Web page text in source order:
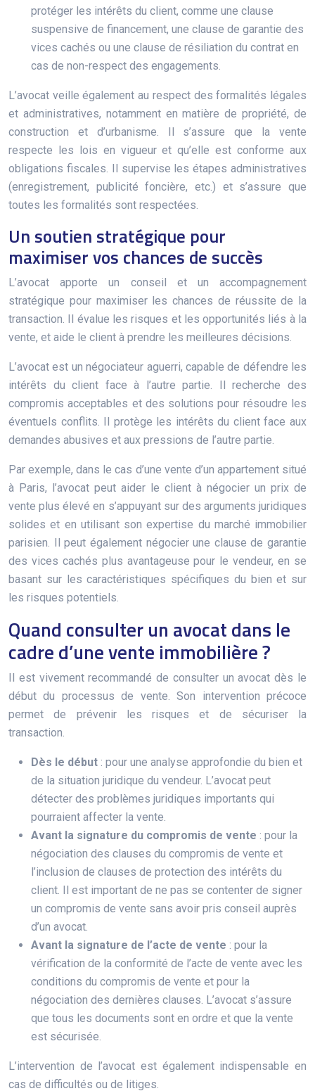
protéger les intérêts du client, comme une clause
suspensive de financement, une clause de garantie des
vices cachés ou une clause de résiliation du contrat en
cas de non-respect des engagements.
L’avocat veille également au respect des formalités légales
et administratives, notamment en matière de propriété, de
construction et d’urbanisme. Il s’assure que la vente
respecte les lois en vigueur et qu’elle est conforme aux
obligations fiscales. Il supervise les étapes administratives
(enregistrement, publicité foncière, etc.) et s’assure que
toutes les formalités sont respectées.
Un soutien stratégique pour
maximiser vos chances de succès
L’avocat apporte un conseil et un accompagnement
stratégique pour maximiser les chances de réussite de la
transaction. Il évalue les risques et les opportunités liés à la
vente, et aide le client à prendre les meilleures décisions.
L’avocat est un négociateur aguerri, capable de défendre les
intérêts du client face à l’autre partie. Il recherche des
compromis acceptables et des solutions pour résoudre les
éventuels conflits. Il protège les intérêts du client face aux
demandes abusives et aux pressions de l’autre partie.
Par exemple, dans le cas d’une vente d’un appartement situé
à Paris, l’avocat peut aider le client à négocier un prix de
vente plus élevé en s’appuyant sur des arguments juridiques
solides et en utilisant son expertise du marché immobilier
parisien. Il peut également négocier une clause de garantie
des vices cachés plus avantageuse pour le vendeur, en se
basant sur les caractéristiques spécifiques du bien et sur
les risques potentiels.
Quand consulter un avocat dans le
cadre d’une vente immobilière ?
Il est vivement recommandé de consulter un avocat dès le
début du processus de vente. Son intervention précoce
permet de prévenir les risques et de sécuriser la
transaction.
Dès le début : pour une analyse approfondie du bien et
de la situation juridique du vendeur. L’avocat peut
détecter des problèmes juridiques importants qui
pourraient affecter la vente.
Avant la signature du compromis de vente : pour la
négociation des clauses du compromis de vente et
l’inclusion de clauses de protection des intérêts du
client. Il est important de ne pas se contenter de signer
un compromis de vente sans avoir pris conseil auprès
d’un avocat.
Avant la signature de l’acte de vente : pour la
vérification de la conformité de l’acte de vente avec les
conditions du compromis de vente et pour la
négociation des dernières clauses. L’avocat s’assure
que tous les documents sont en ordre et que la vente
est sécurisée.
L’intervention de l’avocat est également indispensable en
cas de difficultés ou de litiges.